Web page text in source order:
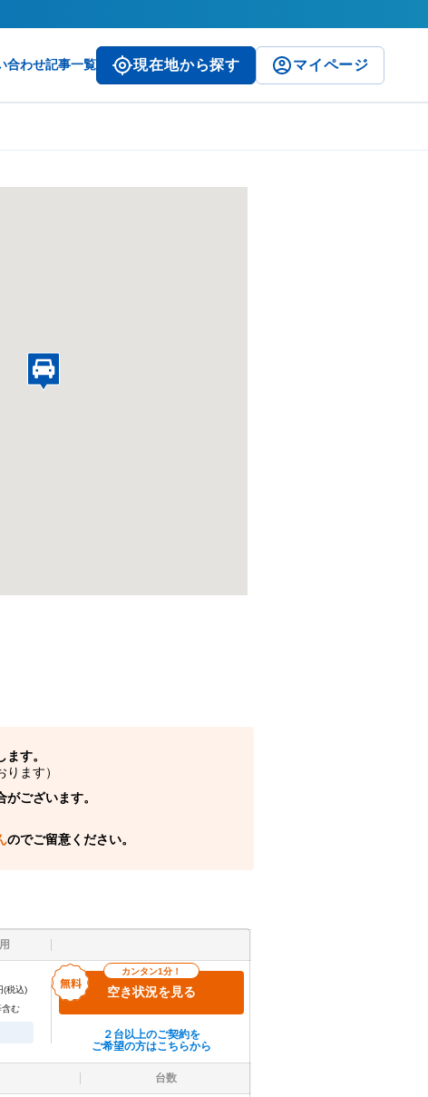
合わせ記事一覧 現在地から探す マイページ
す。
ます）
ございます。
のでご留意ください。
(税込)
含む
カンタン1分！
空き状況を見る
２台以上のご契約を
ご希望の方はこちらから
台数